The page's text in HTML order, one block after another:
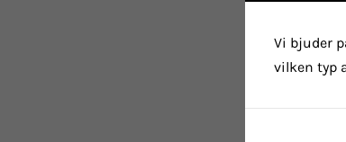
Vi bjuder
vilken typ